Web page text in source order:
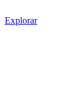
Explorar